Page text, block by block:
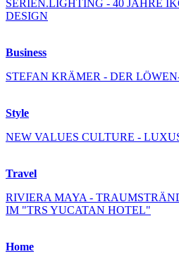
SERIEN.LIGHTING - 40 JAHRE
DESIGN
Business
STEFAN KRÄMER - DER
Style
NEW VALUES CULTURE -
Travel
RIVIERA MAYA -
IM "TRS YUCATAN HOTEL"
Home